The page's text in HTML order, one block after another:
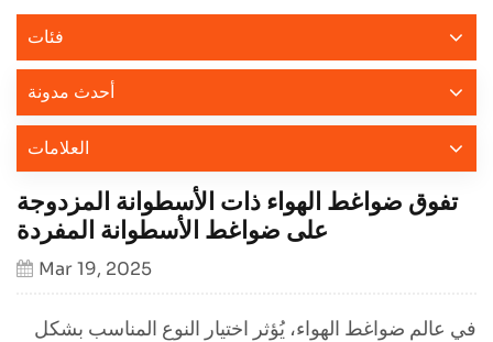
فئات
أحدث مدونة
العلامات
تفوق ضواغط الهواء ذات الأسطوانة المزدوجة
على ضواغط الأسطوانة المفردة
Mar 19, 2025
في عالم ضواغط الهواء، يُؤثر اختيار النوع المناسب بشكل